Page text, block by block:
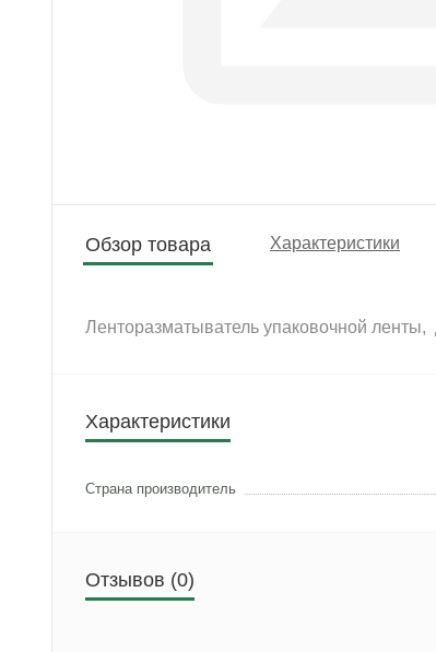
Обзор товара Характеристики
Ленторазматыватель упаковочной ленты,
Характеристики
Страна производитель
Отзывов (0)